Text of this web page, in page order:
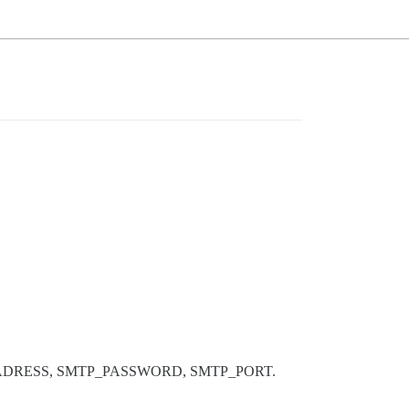
SMTP_PASSWORD, SMTP_PORT.